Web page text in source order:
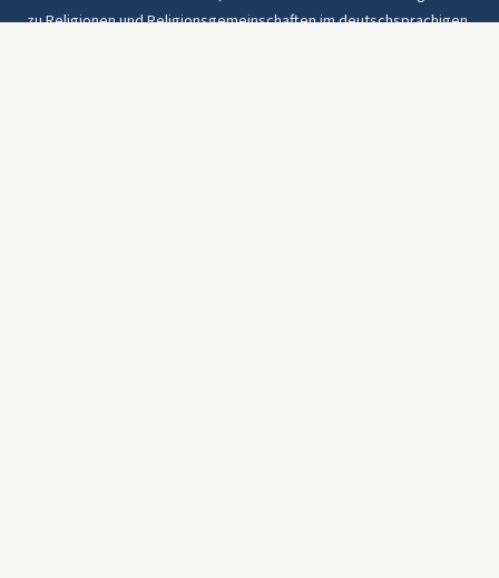
zu Religionen und Religionsgemeinschaften im deutschsprachigen